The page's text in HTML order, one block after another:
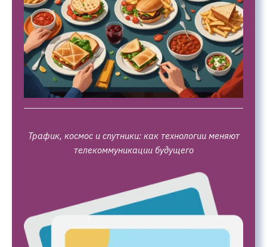
Трафик, космос и спутники: как технологии меняют
телекоммуникации будущего